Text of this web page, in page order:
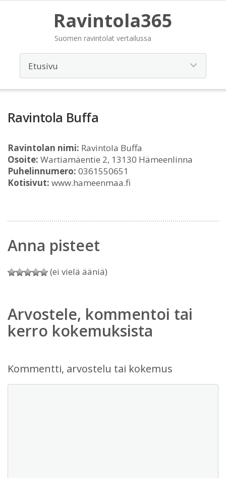
Ravintola365
Suomen ravintolat vertailussa
Ravintola Buffa
Ravintolan nimi: Ravintola Buffa
Osoite: Wartiamäentie 2, 13130 Hämeenlinna
Puhelinnumero: 0361550651
Kotisivut: www.hameenmaa.fi
Anna pisteet
(ei vielä ääniä)
Arvostele, kommentoi tai
kerro kokemuksista
Kommentti, arvostelu tai kokemus